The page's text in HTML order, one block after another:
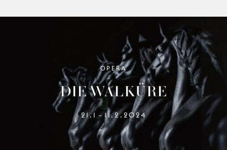
OPERA
DIE WALKÜRE
21.1 – 11.2.2024